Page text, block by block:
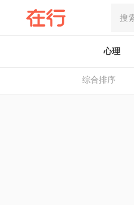
心理
综合排序